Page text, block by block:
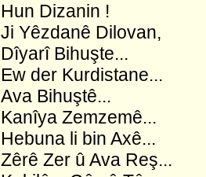
Hun Dizanin !
Ji Yêzdanê Dilovan,
Dîyarî Bihuşte...
Ew der Kurdistane...
Ava Bihuştê...
Kanîya Zemzemê...
Hebuna li bin Axê...
Zêrê Zer û Ava Reş...